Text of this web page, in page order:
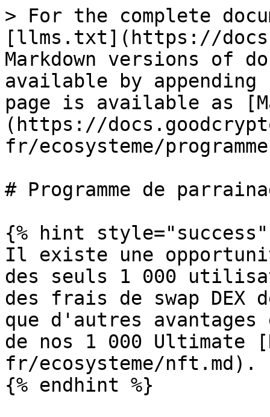
> For the complete
[llms.txt](https://
Markdown versions of
available by
page is available as
(https://
fr/ecosysteme/
# Programme de
{% hint style="success"
Il existe une
des seuls 1 000
des frais de swap
que d'autres
de nos 1 000 Ultimate
fr/ecosysteme/nft.md).
{% endhint %}